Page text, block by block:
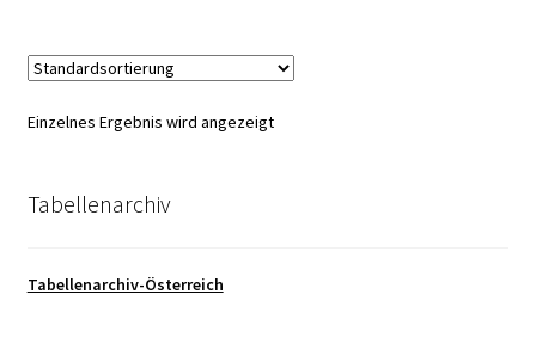
Einzelnes Ergebnis wird angezeigt
Tabellenarchiv
Tabellenarchiv-Österreich